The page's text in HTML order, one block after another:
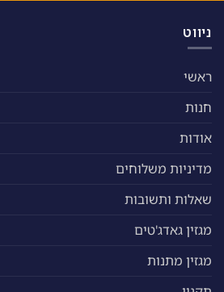
ניווט
ראשי
חנות
אודות
מדיניות משלוחים
שאלות ותשובות
מגזין גאדג'טים
מגזין מתנות